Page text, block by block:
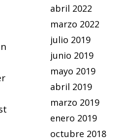
TICKET OR TEXTING
abril 2022
marzo 2022
julio 2019
junio 2019
mayo 2019
abril 2019
marzo 2019
enero 2019
octubre 2018